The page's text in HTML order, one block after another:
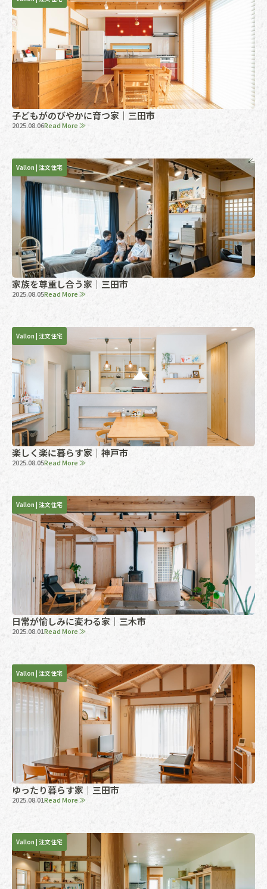
子どもがのびやかに育つ家｜三田市
2025.08.06Read More ≫
Vallon | 注文住宅
家族を尊重し合う家｜三田市
2025.08.05Read More ≫
Vallon | 注文住宅
楽しく楽に暮らす家｜神戸市
2025.08.05Read More ≫
Vallon | 注文住宅
日常が愉しみに変わる家｜三木市
2025.08.01Read More ≫
Vallon | 注文住宅
ゆったり暮らす家｜三田市
2025.08.01Read More ≫
Vallon | 注文住宅